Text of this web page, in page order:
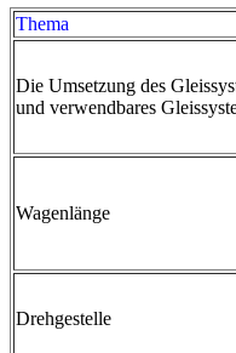
Thema
Die Umsetzung des
und verwendbares
Wagenlänge
Drehgestelle